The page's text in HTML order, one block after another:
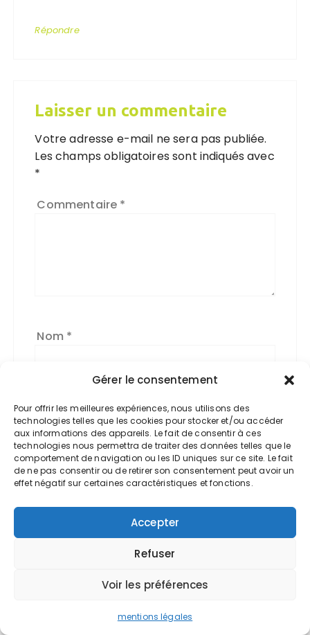
Gérer le consentement
Pour offrir les meilleures expériences, nous utilisons des
technologies telles que les cookies pour stocker et/ou accéder
aux informations des appareils. Le fait de consentir à ces
technologies nous permettra de traiter des données telles que le
comportement de navigation ou les ID uniques sur ce site. Le fait
de ne pas consentir ou de retirer son consentement peut avoir un
effet négatif sur certaines caractéristiques et fonctions.
Accepter
Refuser
Voir les préférences
mentions légales
Répondre
Laisser un commentaire
Votre adresse e-mail ne sera pas publiée.
Les champs obligatoires sont indiqués avec
*
Commentaire *
Nom *
E-mail*